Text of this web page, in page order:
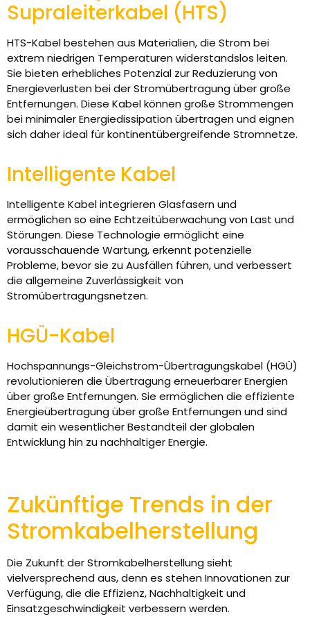
Supraleiterkabel (HTS)
HTS-Kabel bestehen aus Materialien, die Strom bei
extrem niedrigen Temperaturen widerstandslos leiten.
Sie bieten erhebliches Potenzial zur Reduzierung von
Energieverlusten bei der Stromübertragung über große
Entfernungen. Diese Kabel können große Strommengen
bei minimaler Energiedissipation übertragen und eignen
sich daher ideal für kontinentübergreifende Stromnetze.
Intelligente Kabel
Intelligente Kabel integrieren Glasfasern und
ermöglichen so eine Echtzeitüberwachung von Last und
Störungen. Diese Technologie ermöglicht eine
vorausschauende Wartung, erkennt potenzielle
Probleme, bevor sie zu Ausfällen führen, und verbessert
die allgemeine Zuverlässigkeit von
Stromübertragungsnetzen.
HGÜ-Kabel
Hochspannungs-Gleichstrom-Übertragungskabel (HGÜ)
revolutionieren die Übertragung erneuerbarer Energien
über große Entfernungen. Sie ermöglichen die effiziente
Energieübertragung über große Entfernungen und sind
damit ein wesentlicher Bestandteil der globalen
Entwicklung hin zu nachhaltiger Energie.
Zukünftige Trends in der
Stromkabelherstellung
Die Zukunft der Stromkabelherstellung sieht
vielversprechend aus, denn es stehen Innovationen zur
Verfügung, die die Effizienz, Nachhaltigkeit und
Einsatzgeschwindigkeit verbessern werden.